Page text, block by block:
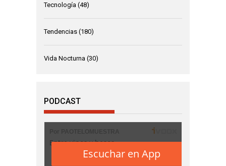
Tecnología (48)
Tendencias (180)
Vida Nocturna (30)
PODCAST